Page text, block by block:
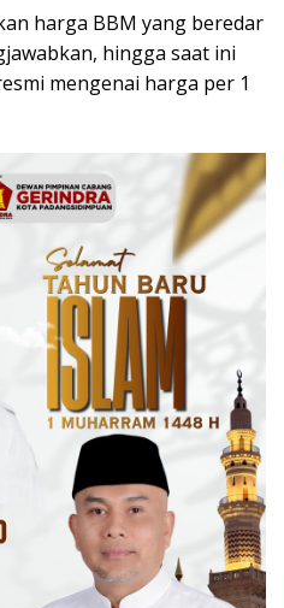
harga BBM yang beredar
hingga saat ini
mengenai harga per 1